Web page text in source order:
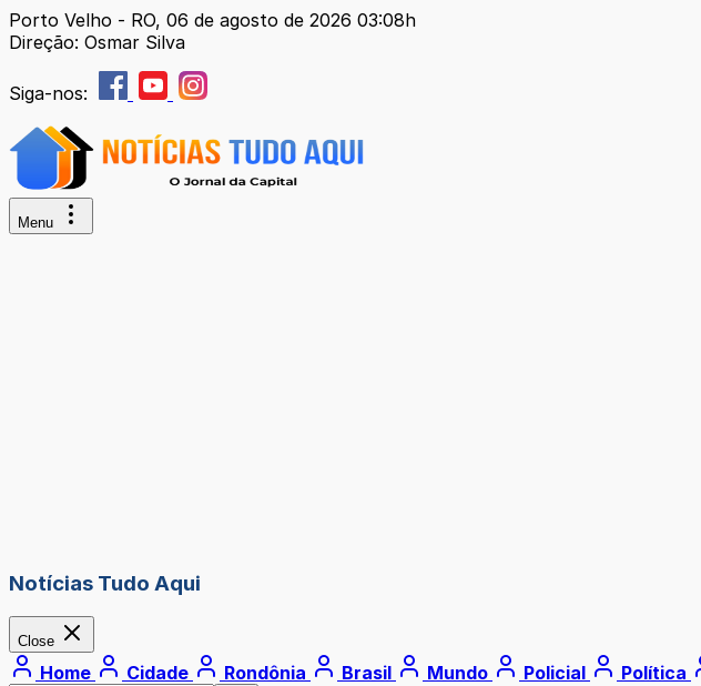
Porto Velho - RO, 06 de agosto de 2026 03:08h
Direção: Osmar Silva
Siga-nos:
Menu
Notícias Tudo Aqui
Close
Home Cidade Rondônia Brasil Mundo Policial Política